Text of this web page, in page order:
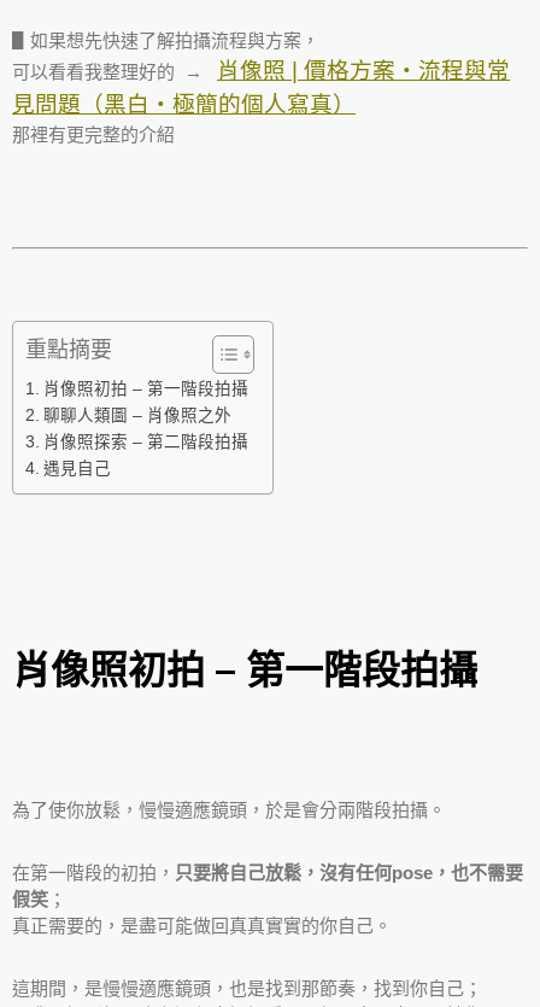
▋如果想先快速了解拍攝流程與方案，
可以看看我整理好的 →
肖像照 | 價格方案・流程與常
見問題（黑白・極簡的個人寫真）
那裡有更完整的介紹
重點摘要
肖像照初拍 – 第一階段拍攝
聊聊人類圖 – 肖像照之外
肖像照探索 – 第二階段拍攝
遇見自己
肖像照初拍 – 第一階段拍攝
為了使你放鬆，慢慢適應鏡頭，於是會分兩階段拍攝。
在第一階段的初拍， 只要將自己放鬆，沒有任何pose，也不需要
假笑 ；
真正需要的，是盡可能做回真真實實的你自己。
這期間，是慢慢適應鏡頭，也是找到那節奏，找到你自己；